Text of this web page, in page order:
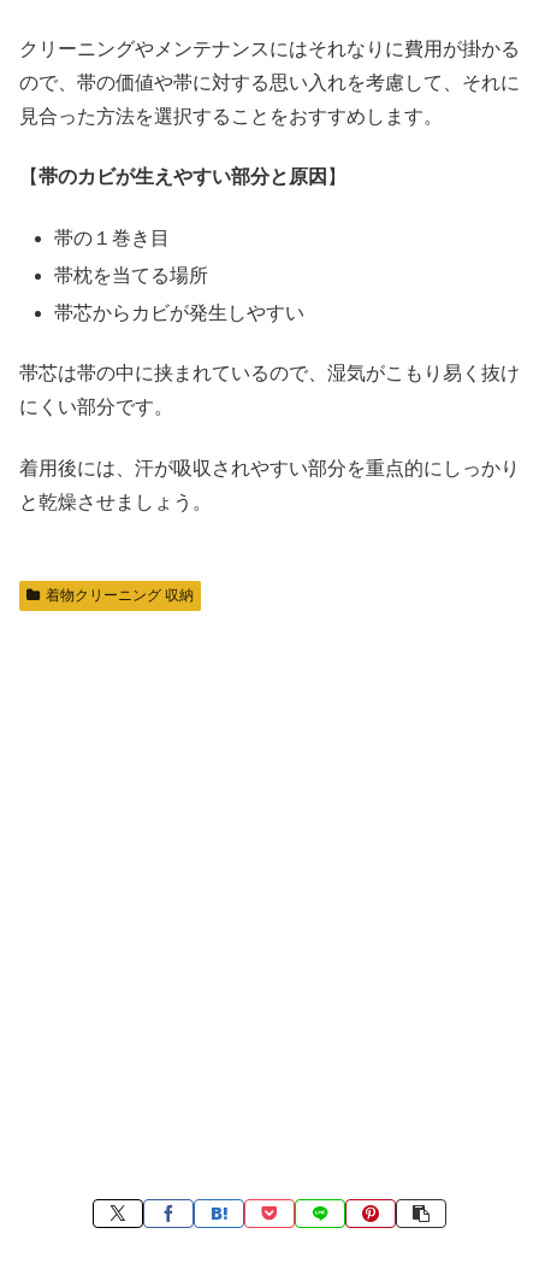
クリーニングやメンテナンスにはそれなりに費用が掛かる
ので、帯の価値や帯に対する思い入れを考慮して、それに
見合った方法を選択することをおすすめします。
【帯のカビが生えやすい部分と原因 】
帯の１巻き目
帯枕を当てる場所
帯芯からカビが発生しやすい
帯芯は帯の中に挟まれているので、湿気がこもり易く抜け
にくい部分です。
着用後には、汗が吸収されやすい部分を重点的にしっかり
と乾燥させましょう。
着物クリーニング 収納